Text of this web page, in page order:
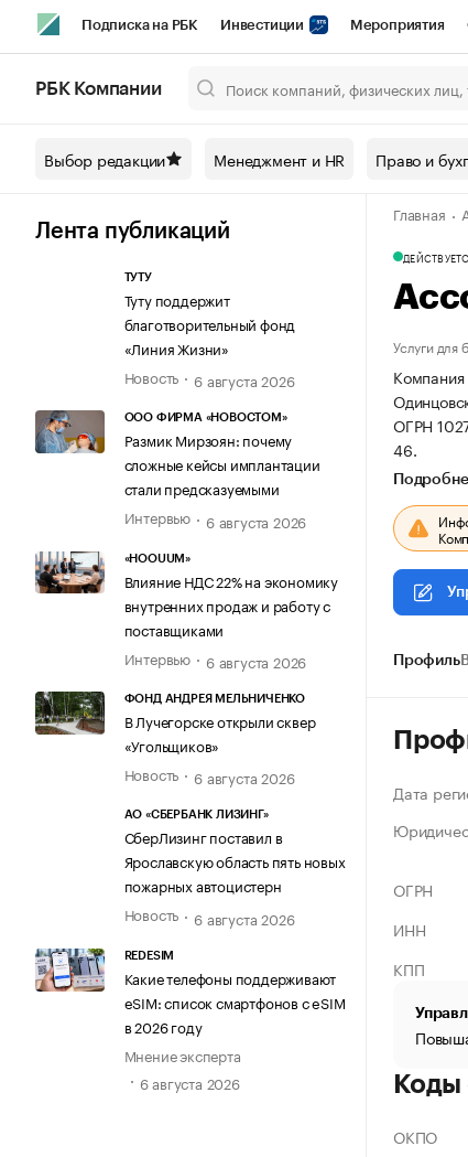
Подписка на РБК Инвестиции Мероприятия
Спецпроекты СПб Конференции СПб
Технологии и медиа Рынок наличной
РБК Компании
Выбор редакции Менеджмент и HR Право и
Лента публикаций
ТУТУ
Туту поддержит
благотворительный фонд
«Линия Жизни»
Новость
6 августа 2026
ООО ФИРМА «НОВОСТОМ»
Размик Мирзоян: почему
сложные кейсы имплантации
стали предсказуемыми
Интервью
6 августа 2026
«HOOUUM»
Влияние НДС 22% на экономику
внутренних продаж и работу с
поставщиками
Интервью
6 августа 2026
ФОНД АНДРЕЯ МЕЛЬНИЧЕНКО
В Лучегорске открыли сквер
«Угольщиков»
Новость
6 августа 2026
АО «СБЕРБАНК ЛИЗИНГ»
СберЛизинг поставил в
Ярославскую область пять новых
пожарных автоцистерн
Новость
6 августа 2026
REDESIM
Какие телефоны поддерживают
eSIM: список смартфонов с eSIM
в 2026 году
Мнение эксперта
6 августа 2026
Главная
ДЕЙСТВУЕТ
Услуги для
ОГРН
46.
Профиль
Дата
ОГРН
ИНН
КПП
Коды
ОКПО